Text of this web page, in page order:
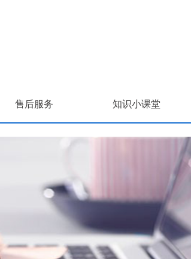
售后服务 知识小课堂